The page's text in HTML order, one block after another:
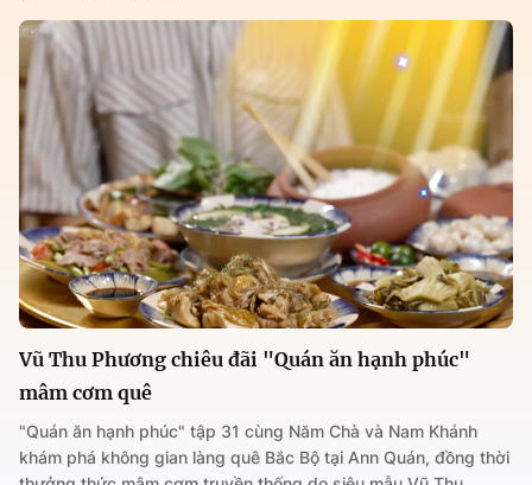
Vũ Thu Phương chiêu đãi "Quán ăn hạnh phúc"
mâm cơm quê
"Quán ăn hạnh phúc" tập 31 cùng Năm Chà và Nam Khánh
khám phá không gian làng quê Bắc Bộ tại Ann Quán, đồng thời